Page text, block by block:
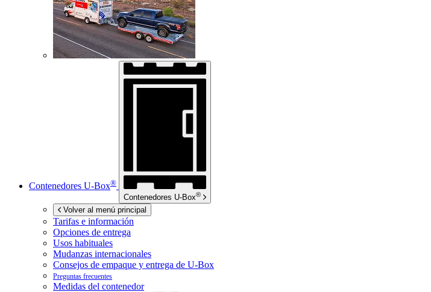
Contenedores U-Box®
Contenedores U-Box®
Volver al menú principal
Tarifas e información
Opciones de entrega
Usos habituales
Mudanzas internacionales
Consejos de empaque y entrega de U-Box
Preguntas frecuentes
Medidas del contenedor